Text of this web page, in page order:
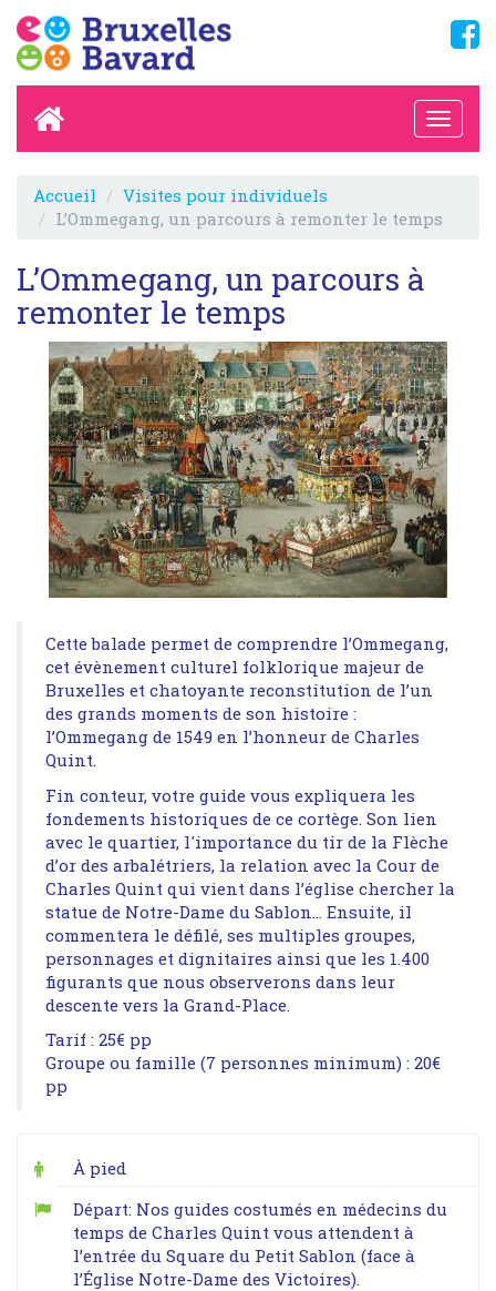
Accueil
Visites pour individuels
L’Ommegang, un parcours à remonter le temps
L’Ommegang, un parcours à
remonter le temps
Cette balade permet de comprendre l’Ommegang,
cet évènement culturel folklorique majeur de
Bruxelles et chatoyante reconstitution de l’un
des grands moments de son histoire :
l’Ommegang de 1549 en l’honneur de Charles
Quint.
Fin conteur, votre guide vous expliquera les
fondements historiques de ce cortège. Son lien
avec le quartier, l'importance du tir de la Flèche
d’or des arbalétriers, la relation avec la Cour de
Charles Quint qui vient dans l’église chercher la
statue de Notre-Dame du Sablon… Ensuite, il
commentera le défilé, ses multiples groupes,
personnages et dignitaires ainsi que les 1.400
figurants que nous observerons dans leur
descente vers la Grand-Place.
Tarif : 25€ pp
Groupe ou famille (7 personnes minimum) : 20€
pp
À pied
Départ: Nos guides costumés en médecins du
temps de Charles Quint vous attendent à
l’entrée du Square du Petit Sablon (face à
l’Église Notre-Dame des Victoires).